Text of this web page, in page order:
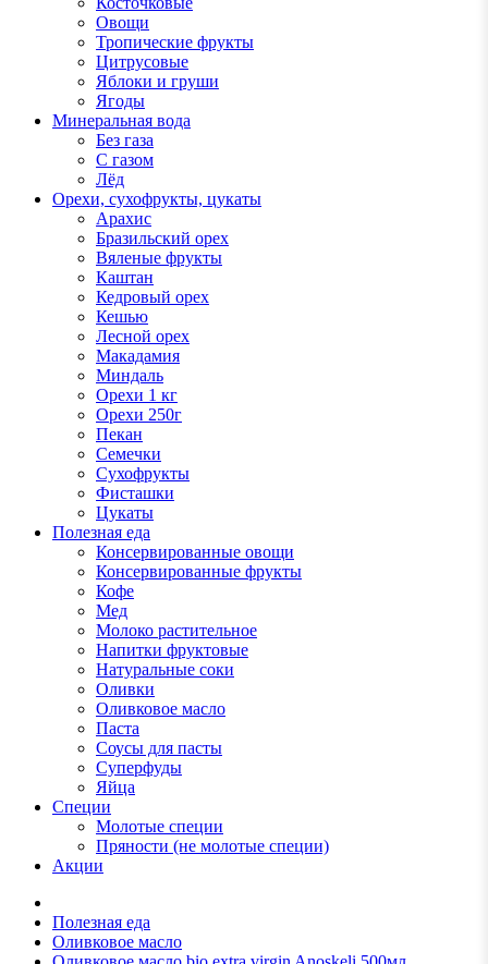
Овощи
Тропические фрукты
Цитрусовые
Яблоки и груши
Ягоды
Минеральная вода
Без газа
С газом
Лёд
Орехи, сухофрукты, цукаты
Арахис
Бразильский орех
Вяленые фрукты
Каштан
Кедровый орех
Кешью
Лесной орех
Макадамия
Миндаль
Орехи 1 кг
Орехи 250г
Пекан
Семечки
Сухофрукты
Фисташки
Цукаты
Полезная еда
Консервированные овощи
Консервированные фрукты
Кофе
Мед
Молоко растительное
Напитки фруктовые
Натуральные соки
Оливки
Оливковое масло
Паста
Соусы для пасты
Суперфуды
Яйца
Специи
Молотые специи
Пряности (не молотые специи)
Акции
Полезная еда
Оливковое масло